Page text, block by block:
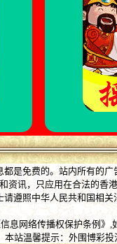
是免费的。站内所有的
资讯，只应用在合法的香
遵照中华人民共和国相
息网络传播权保护条例
本站温馨提示：外围博彩